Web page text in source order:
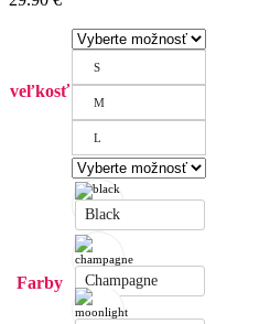
veľkosť
S
M
L
Farby
Black
Champagne